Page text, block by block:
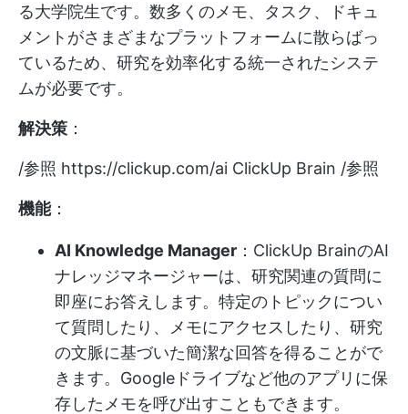
る大学院生です。数多くのメモ、タスク、ドキュ
メントがさまざまなプラットフォームに散らばっ
ているため、研究を効率化する統一されたシステ
ムが必要です。
解決策 ：
/参照 https://clickup.com/ai ClickUp Brain /参照
機能：
AI Knowledge Manager ：ClickUp BrainのAI
ナレッジマネージャーは、研究関連の質問に
即座にお答えします。特定のトピックについ
て質問したり、メモにアクセスしたり、研究
の文脈に基づいた簡潔な回答を得ることがで
きます。Googleドライブなど他のアプリに保
存したメモを呼び出すこともできます。